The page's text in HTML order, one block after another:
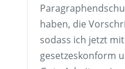
haben, die
sodass ich jetzt
gesetzeskonform